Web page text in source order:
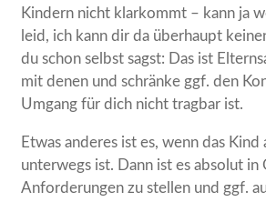
Kindern nicht klarkommt – kann ja
leid, ich kann dir da überhaupt
du schon selbst sagst: Das ist
mit denen und schränke ggf. den
Umgang für dich nicht tragbar ist.
Etwas anderes ist es, wenn das
unterwegs ist. Dann ist es absolut in
Anforderungen zu stellen und ggf.